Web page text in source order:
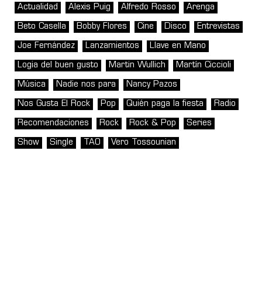
Actualidad Alexis Puig Alfredo Rosso Arenga
Beto Casella Bobby Flores Cine Disco Entrevistas
Joe Fernández Lanzamientos Llave en Mano
Logia del buen gusto Martin Wullich Martín Ciccioli
Música Nadie nos para Nancy Pazos
Nos Gusta El Rock Pop Quién paga la fiesta Radio
Recomendaciones Rock Rock & Pop Series
Show Single TAO Vero Tossounian